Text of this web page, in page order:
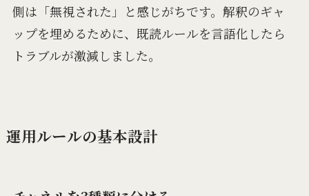
側は「無視された」と感じがちです。解釈のギャ
ップを埋めるために、既読ルールを言語化したら
トラブルが激減しました。
運用ルールの基本設計